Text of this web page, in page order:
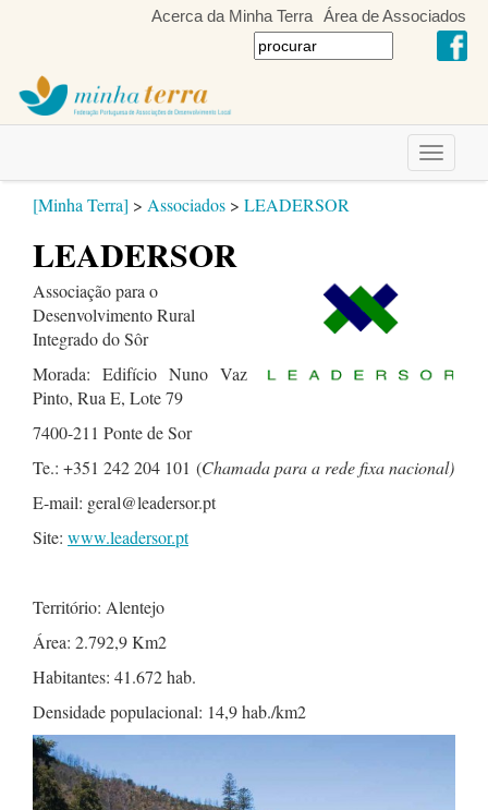
Acerca da Minha Terra Área de Associados
Toggle
[Minha Terra] > Associados > LEADERSOR
LEADERSOR
Associação para o
Desenvolvimento Rural
Integrado do Sôr
Morada: Edifício Nuno Vaz
Pinto, Rua E, Lote 79
7400-211 Ponte de Sor
Te.: +351 242 204 101 (Chamada para a rede fixa nacional)
E-mail: geral@leadersor.pt
Site: www.leadersor.pt
Território: Alentejo
Área: 2.792,9 Km2
Habitantes: 41.672 hab.
Densidade populacional: 14,9 hab./km2